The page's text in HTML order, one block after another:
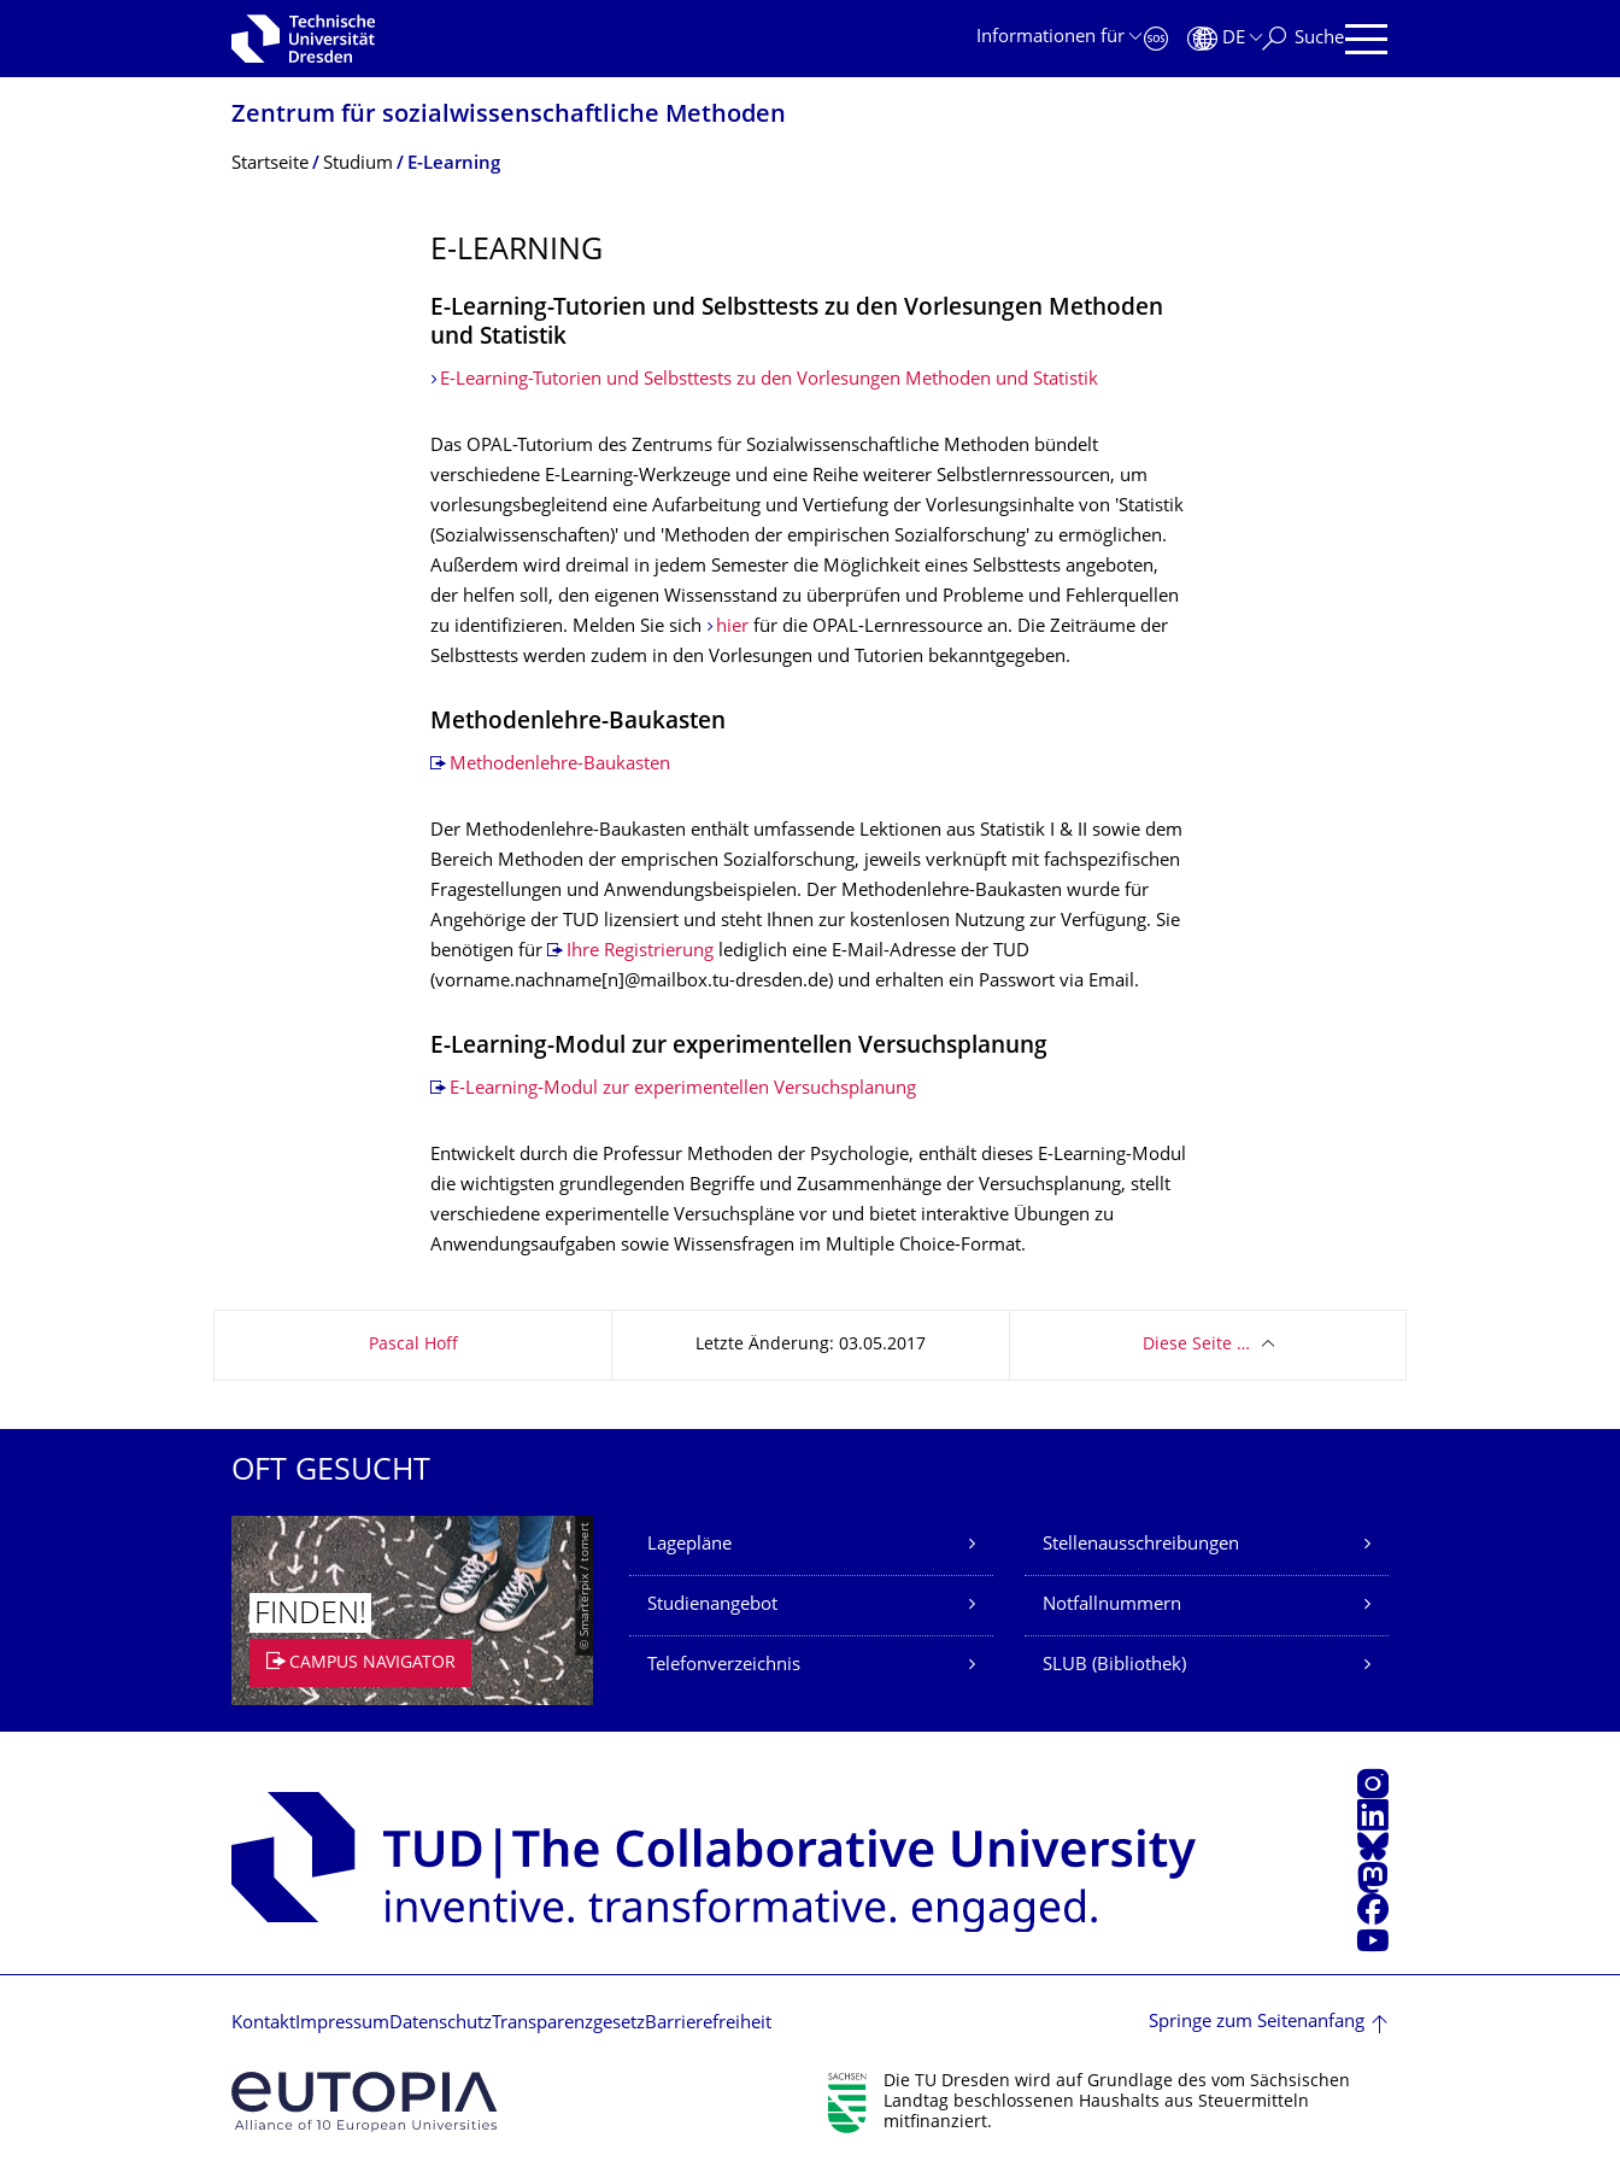
Zur Hauptnavigation springen
Informationen für
DE Suche
Zentrum für sozialwissen­schaftliche Methoden
Breadcrumb-Menü
Startseite Studium E-Learning
E-LEARNING
E-Learning-Tutorien und Selbsttests zu den Vorlesungen Methoden
und Statistik
E-Learning-Tutorien und Selbsttests zu den Vorlesungen Methoden und Statistik
Das OPAL-Tutorium des Zentrums für Sozialwissenschaftliche Methoden bündelt
verschiedene E-Learning-Werkzeuge und eine Reihe weiterer Selbstlernressourcen, um
vorlesungsbegleitend eine Aufarbeitung und Vertiefung der Vorlesungsinhalte von 'Statistik
(Sozialwissenschaften)' und 'Methoden der empirischen Sozialforschung' zu ermöglichen.
Außerdem wird dreimal in jedem Semester die Möglichkeit eines Selbsttests angeboten,
der helfen soll, den eigenen Wissensstand zu überprüfen und Probleme und Fehlerquellen
zu identifizieren. Melden Sie sich
hierfür die OPAL-Lernressource an. Die Zeiträume der
Selbsttests werden zudem in den Vorlesungen und Tutorien bekanntgegeben.
Methodenlehre-Baukasten
Methodenlehre-Baukasten
Der Methodenlehre-Baukasten enthält umfassende Lektionen aus Statistik I & II sowie dem
Bereich Methoden der emprischen Sozialforschung, jeweils verknüpft mit fachspezifischen
Fragestellungen und Anwendungsbeispielen. Der Methodenlehre-Baukasten wurde für
Angehörige der TUD lizensiert und steht Ihnen zur kostenlosen Nutzung zur Verfügung. Sie
benötigen für
Ihre Registrierunglediglich eine E-Mail-Adresse der TUD
(vorname.nachname[n]@mailbox.tu-dresden.de) und erhalten ein Passwort via Email.
E-Learning-Modul zur experimentellen Versuchsplanung
E-Learning-Modul zur experimentellen Versuchsplanung
Entwickelt durch die Professur Methoden der Psychologie, enthält dieses E-Learning-Modul
die wichtigsten grundlegenden Begriffe und Zusammenhänge der Versuchsplanung, stellt
verschiedene experimentelle Versuchspläne vor und bietet interaktive Übungen zu
Anwendungsaufgaben sowie Wissensfragen im Multiple Choice-Format.
Pascal Hoff Letzte Änderung: 03.05.2017 Diese Seite …
OFT GESUCHT
© Smarterpix / tomert
FINDEN!
CAMPUS NAVIGATOR
Unsere Dienste
Lagepläne Stellenausschreibungen
Studienangebot Notfallnummern
Telefonverzeichnis SLUB (Bibliothek)
Instagram
LinkedIn
Bluesky
Mastodon
Facebook
Youtube
Kontakt Impressum DatenschutzTransparenzgesetzBarrierefreiheit Springe zum Seitenanfang
Die TU Dresden wird auf Grundlage des vom Sächsischen
Landtag beschlossenen Haushalts aus Steuermitteln
mitfinanziert.